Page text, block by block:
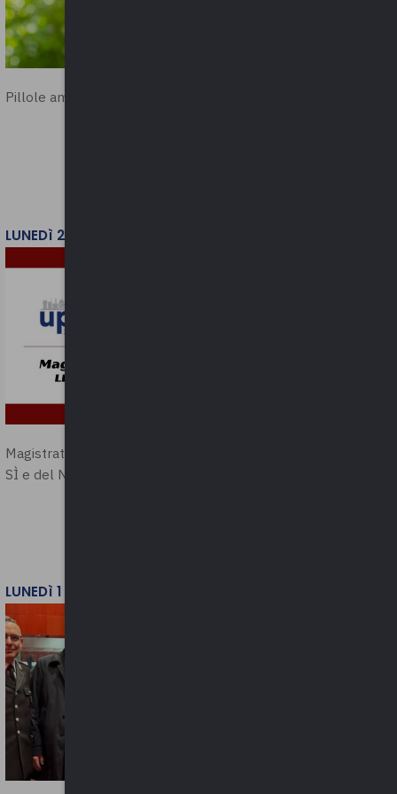
Pillole ambientali | 2026
LUNEDì 2 FEBBRAIO 2026
Magistratura e Costituzione. Le ragioni del
SÌ e del NO
LUNEDì 1 DICEMBRE 2025